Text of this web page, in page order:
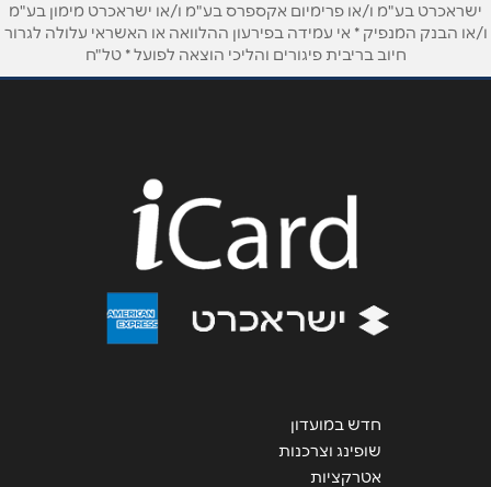
ישראכרט בע"מ ו/או פרימיום אקספרס בע"מ ו/או ישראכרט מימון בע"מ
ו/או הבנק המנפיק * אי עמידה בפירעון ההלוואה או האשראי עלולה לגרור
חיוב בריבית פיגורים והליכי הוצאה לפועל * טל"ח
חדש במועדון
שופינג וצרכנות
אטרקציות